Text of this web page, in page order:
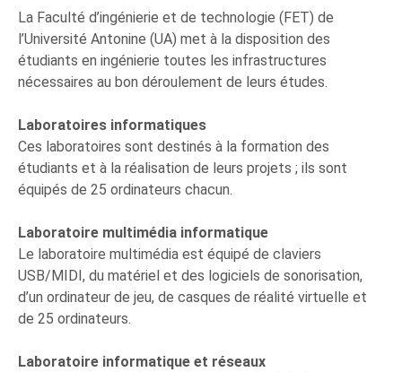
La Faculté d’ingénierie et de technologie (FET) de
l’Université Antonine (UA) met à la disposition des
étudiants en ingénierie toutes les infrastructures
nécessaires au bon déroulement de leurs études.
Laboratoires informatiques
Ces laboratoires sont destinés à la formation des
étudiants et à la réalisation de leurs projets ; ils sont
équipés de 25 ordinateurs chacun.
Laboratoire multimédia informatique
Le laboratoire multimédia est équipé de claviers
USB/MIDI, du matériel et des logiciels de sonorisation,
d’un ordinateur de jeu, de casques de réalité virtuelle et
de 25 ordinateurs.
Laboratoire informatique et réseaux